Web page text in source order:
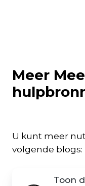
Meer
U kunt meer
volgende blogs:
Toon